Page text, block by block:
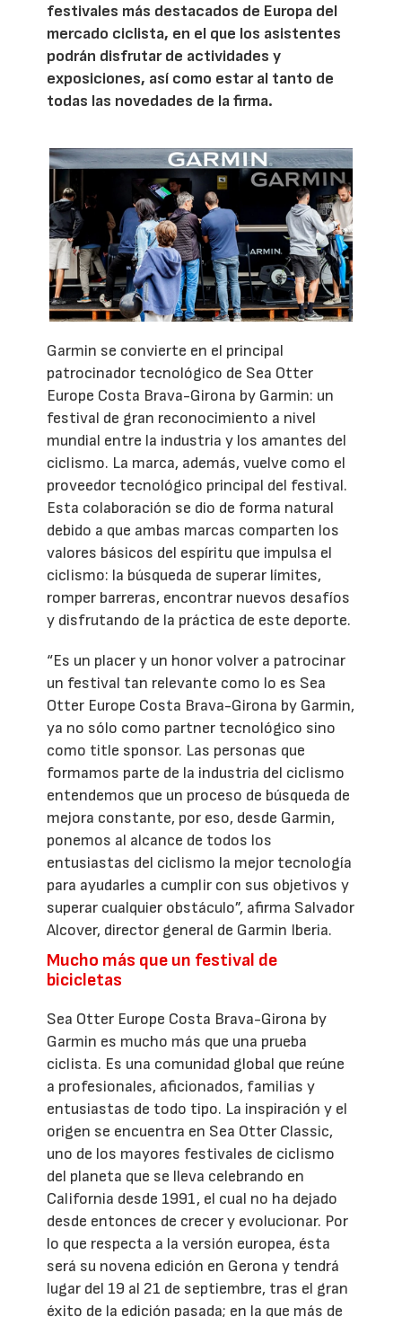
festivales más destacados de Europa del
mercado ciclista, en el que los asistentes
podrán disfrutar de actividades y
exposiciones, así como estar al tanto de
todas las novedades de la firma.
Garmin se convierte en el principal
patrocinador tecnológico de Sea Otter
Europe Costa Brava-Girona by Garmin: un
festival de gran reconocimiento a nivel
mundial entre la industria y los amantes del
ciclismo. La marca, además, vuelve como el
proveedor tecnológico principal del festival.
Esta colaboración se dio de forma natural
debido a que ambas marcas comparten los
valores básicos del espíritu que impulsa el
ciclismo: la búsqueda de superar límites,
romper barreras, encontrar nuevos desafíos
y disfrutando de la práctica de este deporte.
“Es un placer y un honor volver a patrocinar
un festival tan relevante como lo es Sea
Otter Europe Costa Brava-Girona by Garmin,
ya no sólo como partner tecnológico sino
como title sponsor. Las personas que
formamos parte de la industria del ciclismo
entendemos que un proceso de búsqueda de
mejora constante, por eso, desde Garmin,
ponemos al alcance de todos los
entusiastas del ciclismo la mejor tecnología
para ayudarles a cumplir con sus objetivos y
superar cualquier obstáculo”, afirma Salvador
Alcover, director general de Garmin Iberia.
Mucho más que un festival de
bicicletas
Sea Otter Europe Costa Brava-Girona by
Garmin es mucho más que una prueba
ciclista. Es una comunidad global que reúne
a profesionales, aficionados, familias y
entusiastas de todo tipo. La inspiración y el
origen se encuentra en Sea Otter Classic,
uno de los mayores festivales de ciclismo
del planeta que se lleva celebrando en
California desde 1991, el cual no ha dejado
desde entonces de crecer y evolucionar. Por
lo que respecta a la versión europea, ésta
será su novena edición en Gerona y tendrá
lugar del 19 al 21 de septiembre, tras el gran
éxito de la edición pasada; en la que más de